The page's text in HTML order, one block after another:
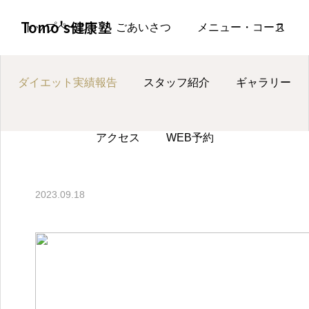
Tomo's健康塾
トップページ ごあいさつ メニュー・コース
ダイエット実績報告 スタッフ紹介 ギャラリー
アクセス WEB予約
ページ一覧 ダイエット実績報告
2023.09.18